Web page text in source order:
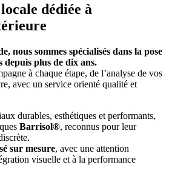
dédiée à
nous sommes spécialisés dans la pose
depuis plus de dix ans.
à chaque étape, de l’analyse de vos
avec un service orienté qualité et
durables, esthétiques et performants,
Barrisol®, reconnus pour leur
sur mesure, avec une attention
visuelle et à la performance